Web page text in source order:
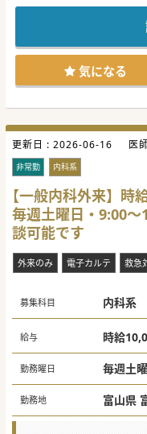
ご興味ございましたら
気になる
更新日 : 2026-06-16 医
非常勤 内科系
【一般内科外来】
毎週土曜日・9:00
談可能です
外来のみ 電子カルテ 救急
募集科目 内科系
給与 時給
勤務曜日 毎週土
勤務地